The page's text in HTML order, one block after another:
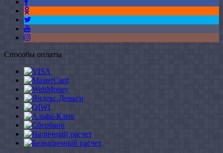
Способы оплаты